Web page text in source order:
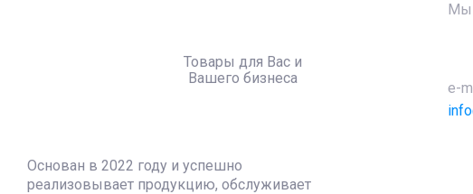
Товары для Вас и
Вашего бизнеса
Основан в 2022 году и успешно
реализовывает продукцию, обслуживает
Мы
e-